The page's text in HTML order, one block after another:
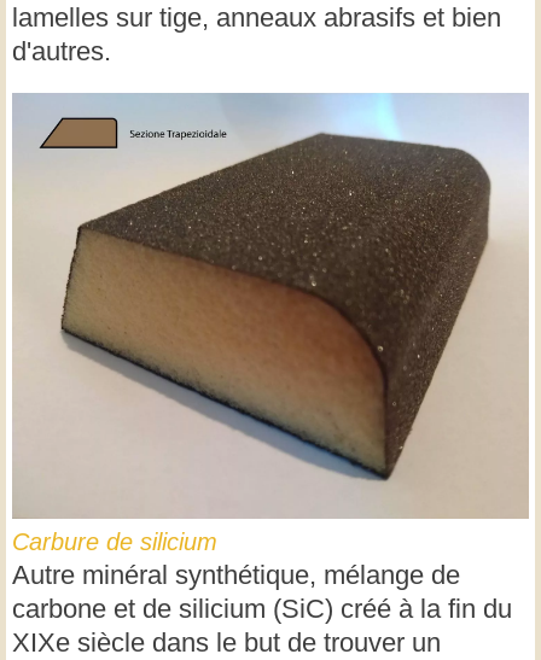
lamelles sur tige, anneaux abrasifs et bien
d'autres.
Carbure de silicium
Autre minéral synthétique, mélange de
carbone et de silicium (SiC) créé à la fin du
XIXe siècle dans le but de trouver un